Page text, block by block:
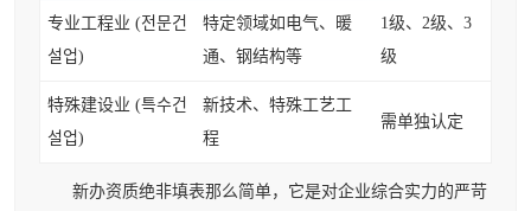
专业工程业 (전문건
설업)
特定领域如电气、暖
通、钢结构等
1级、2级、3
级
特殊建设业 (특수건
설업)
新技术、特殊工艺工
程
需单独认定
新办资质绝非填表那么简单，它是对企业综合实力的严苛